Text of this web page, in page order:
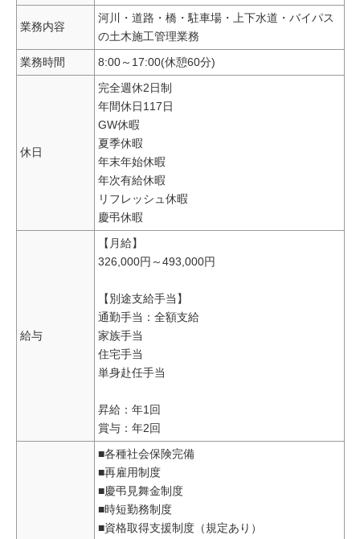
業務内容
河川・道路・橋・駐車場・上下水道・バイパス
の土木施工管理業務
業務時間
8:00～17:00(休憩60分)
休日
完全週休2日制
年間休日117日
GW休暇
夏季休暇
年末年始休暇
年次有給休暇
リフレッシュ休暇
慶弔休暇
給与
【月給】
326,000円～493,000円
【別途支給手当】
通勤手当：全額支給
家族手当
住宅手当
単身赴任手当
昇給：年1回
賞与：年2回
■各種社会保険完備
■再雇用制度
■慶弔見舞金制度
■時短勤務制度
■資格取得支援制度（規定あり）